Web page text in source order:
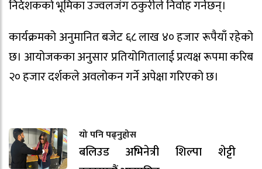
निर्देशकको भूमिका उज्वलजंग ठकुरीले निर्वाह गर्नेछन्।
कार्यक्रमको अनुमानित बजेट ६८ लाख ४० हजार रूपैयाँ रहेको
छ। आयोजकका अनुसार प्रतियोगितालाई प्रत्यक्ष रूपमा करिब
२० हजार दर्शकले अवलोकन गर्ने अपेक्षा गरिएको छ।
यो पनि पढ्नुहोस
बलिउड अभिनेत्री शिल्पा शेट्टी